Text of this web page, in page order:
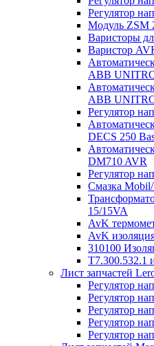
Регулятор
Модуль ZSM
Варисторы
Варистор
ABB
ABB
Регулятор
DECS 250
DM710 AVR
Регулятор
Смазка
15/15VA
AvK
AvK
310100
T7.300.532.1
Лист запчастей
Регулятор
Регулятор
Регулятор
Регулятор
Регулятор